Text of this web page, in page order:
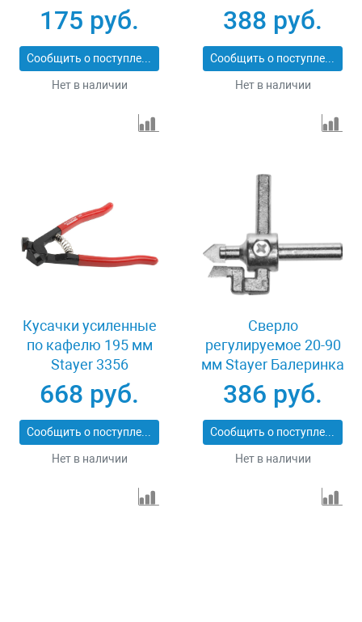
Stayer 3345_z01
175 руб.
Сообщить о поступлении
Нет в наличии
388 руб.
Сообщить о поступлении
Нет в наличии
Кусачки усиленные
по кафелю 195 мм
Stayer 3356
668 руб.
Сообщить о поступлении
Нет в наличии
Сверло
регулируемое 20-90
мм Stayer Балеринка
3330_z01
386 руб.
Сообщить о поступлении
Нет в наличии